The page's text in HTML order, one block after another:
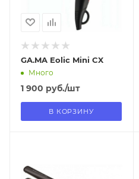
GA.MA Eolic Mini CX
Много
1 900 руб./шт
В КОРЗИНУ
В наличии в пункте